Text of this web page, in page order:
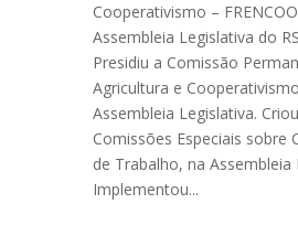
Cooperativismo –
Assembleia Legislativa do
Presidiu a Comissão
Agricultura e
Assembleia Legislativa.
Comissões Especiais sobre
de Trabalho, na Assembleia
Implementou...